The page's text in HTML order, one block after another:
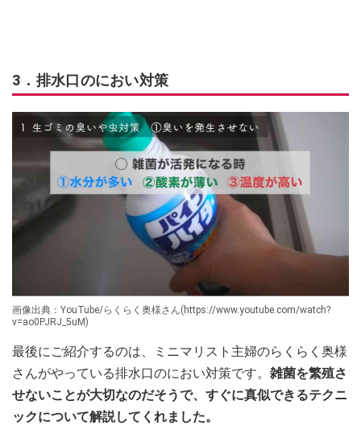
3．排水口のにおい対策
画像出典：YouTube/らくらく奥様さん(https://www.youtube.com/watch?
v=ao0PJRJ_5uM)
最後にご紹介するのは、ミニマリスト主婦のらくらく奥様
さんがやっている排水口のにおい対策です。 雑菌を繁殖さ
せないことが大切なのだそうで、すぐに真似できるテクニ
ックについて解説してくれました。